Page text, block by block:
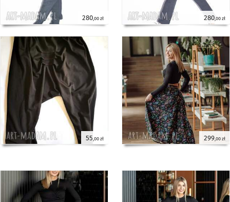
280,00 zł 280,00 zł
55 ,00 zł 299,00 zł